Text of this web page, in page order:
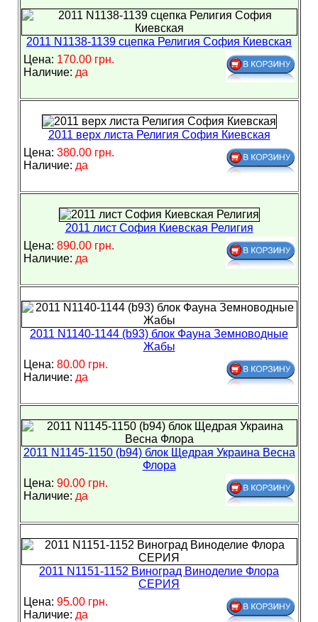
2011 N1138-1139 сцепка Религия София Киевская
Цена: 170.00 грн.
Наличие: да
2011 верх листа Религия София Киевская
Цена: 380.00 грн.
Наличие: да
2011 лист София Киевская Религия
Цена: 890.00 грн.
Наличие: да
2011 N1140-1144 (b93) блок Фауна Земноводные
Жабы
Цена: 80.00 грн.
Наличие: да
2011 N1145-1150 (b94) блок Щедрая Украина Весна
Флора
Цена: 90.00 грн.
Наличие: да
2011 N1151-1152 Виноград Виноделие Флора
СЕРИЯ
Цена: 95.00 грн.
Наличие: да